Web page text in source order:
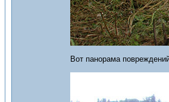
Вот панорама